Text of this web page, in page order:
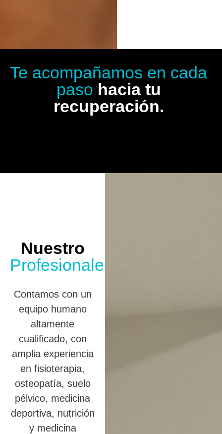
Te acompañamos en cada
paso hacia tu
recuperación.
Nuestro
Profesionales
Contamos con un
equipo humano
altamente
cualificado, con
amplia experiencia
en fisioterapia,
osteopatía, suelo
pélvico, medicina
deportiva, nutrición
y medicina